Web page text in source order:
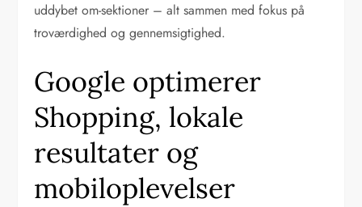
uddybet om-sektioner – alt sammen med fokus på
troværdighed og gennemsigtighed.
Google optimerer
Shopping, lokale
resultater og
mobiloplevelser